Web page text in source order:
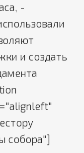
-
и создать
собора"]